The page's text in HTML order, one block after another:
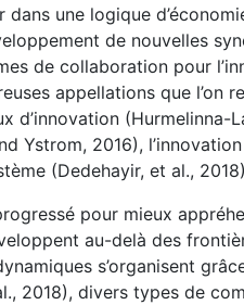
dans une logique
de nouvelles
de collaboration pour
appellations que l’on
d’innovation (Hurmelinna-
Ystrom, 2016),
(Dedehayir, et al.,
pour mieux
au-delà des
s’organisent
2018), divers types de